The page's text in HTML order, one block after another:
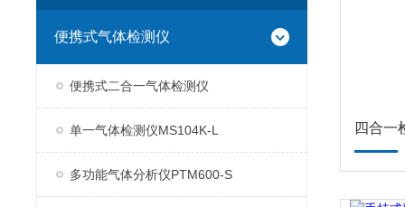
便携式气体检测仪
便携式二合一气体检测仪
单一气体检测仪MS104K-L
多功能气体分析仪PTM600-S
四合一